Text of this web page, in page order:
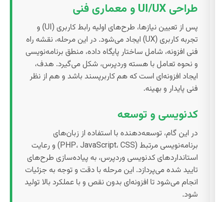
طراحی UI/UX و معماری فنی
پس از تعیین نیازها، طرح‌های اولیه رابط کاربری (UI) و
تجربه کاربری (UX) ایجاد می‌شود. در این مرحله، نقشه راه
فنی افزونه، شامل ساختار پایگاه داده، منطق برنامه‌نویسی
و نحوه تعامل با هسته وردپرس، شکل می‌گیرد. هدف،
ایجاد افزونه‌ای است که هم کاربرپسند باشد و هم از نظر
فنی پایدار و بهینه.
کدنویسی و توسعه
در این گام، توسعه‌دهنده با استفاده از زبان‌های
برنامه‌نویسی مرتبط (PHP، JavaScript، CSS) و رعایت
استانداردهای کدنویسی وردپرس، به پیاده‌سازی طرح‌های
تایید شده می‌پردازد. این مرحله با دقت و توجه به جزئیات
انجام می‌شود تا افزونه‌ای بدون نقص و با عملکرد بالا تولید
شود.